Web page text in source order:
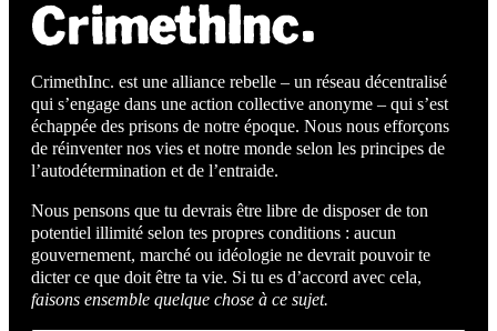
CrimethInc. est une alliance rebelle – un réseau décentralisé
qui s’engage dans une action collective anonyme – qui s’est
échappée des prisons de notre époque. Nous nous efforçons
de réinventer nos vies et notre monde selon les principes de
l’autodétermination et de l’entraide.
Nous pensons que tu devrais être libre de disposer de ton
potentiel illimité selon tes propres conditions : aucun
gouvernement, marché ou idéologie ne devrait pouvoir te
dicter ce que doit être ta vie. Si tu es d’accord avec cela,
faisons ensemble quelque chose à ce sujet.